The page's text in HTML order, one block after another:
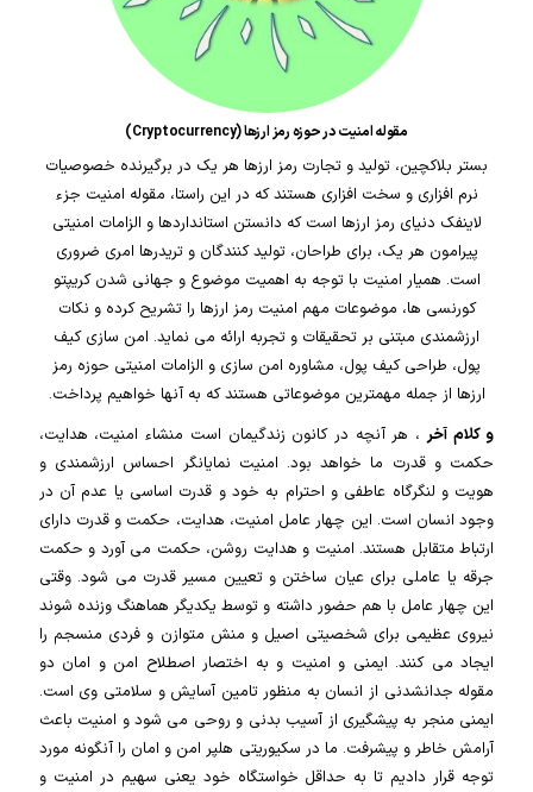
مقوله امنیت در حوزه رمز ارزها (Cryptocurrency)
بستر بلاکچین، تولید و تجارت رمز ارزها هر یک در برگیرنده خصوصیات
نرم افزاری و سخت افزاری هستند که در این راستا، مقوله امنیت جزء
لاینفک دنیای رمز ارزها است که دانستن استانداردها و الزامات امنیتی
پیرامون هر یک، برای طراحان، تولید کنندگان و تریدرها امری ضروری
است. همیار امنیت با توجه به اهمیت موضوع و جهانی شدن کریپتو
کورنسی ها، موضوعات مهم امنیت رمز ارزها را تشریح کرده و نکات
ارزشمندی مبتنی بر تحقیقات و تجربه ارائه می نماید. امن سازی کیف
پول، طراحی کیف پول، مشاوره امن سازی و الزامات امنیتی حوزه رمز
ارزها از جمله مهمترین موضوعاتی هستند که به آنها خواهیم پرداخت.
و کلام آخر ، هر آنچه در کانون زندگیمان است منشاء امنیت، هدایت،
حکمت و قدرت ما خواهد بود. امنیت نمایانگر احساس ارزشمندی و
هویت و لنگرگاه عاطفی و احترام به خود و قدرت اساسی یا عدم آن در
وجود انسان است. این چهار عامل امنیت، هدایت، حکمت و قدرت دارای
ارتباط متقابل هستند. امنیت و هدایت روشن، حکمت می آورد و حکمت
جرقه یا عاملی برای عیان ساختن و تعیین مسیر قدرت می شود. وقتی
این چهار عامل با هم حضور داشته و توسط یکدیگر هماهنگ وزنده شوند
نیروی عظیمی برای شخصیتی اصیل و منش متوازن و فردی منسجم را
ایجاد می کنند. ایمنی و امنیت و به اختصار اصطلاح امن و امان دو
مقوله جدانشدنی از انسان به منظور تامین آسایش و سلامتی وی است.
ایمنی منجر به پیشگیری از آسیب بدنی و روحی می شود و امنیت باعث
آرامش خاطر و پیشرفت. ما در سکیوریتی هلپر امن و امان را آنگونه مورد
توجه قرار دادیم تا به حداقل خواستگاه خود یعنی سهیم در امنیت و